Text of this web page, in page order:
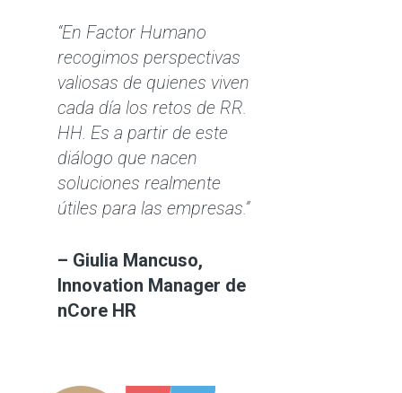
“En Factor Humano
recogimos perspectivas
valiosas de quienes viven
cada día los retos de RR.
HH. Es a partir de este
diálogo que nacen
soluciones realmente
útiles para las empresas.”
– Giulia Mancuso,
Innovation Manager de
nCore HR